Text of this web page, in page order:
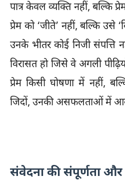
पात्र केवल व्यक्ति नहीं, बल्कि
प्रेम को ‘जीते’ नहीं, बल्कि उसे
उनके भीतर कोई निजी संपत्ति
विरासत हो जिसे वे अगली
प्रेम किसी घोषणा में नहीं,
जिदों, उनकी असफलताओं में
संवेदना की संपूर्णता